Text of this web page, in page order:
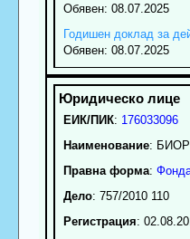
Обявен: 08.07.2025
Годишен доклад за
Обявен: 08.07.2025
ЕИК/ПИК: 176033096
Наименование:
Правна форма:
Дело: 757/2010 110
Регистрация: